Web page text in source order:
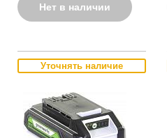
Нет в наличии
Уточнять наличие